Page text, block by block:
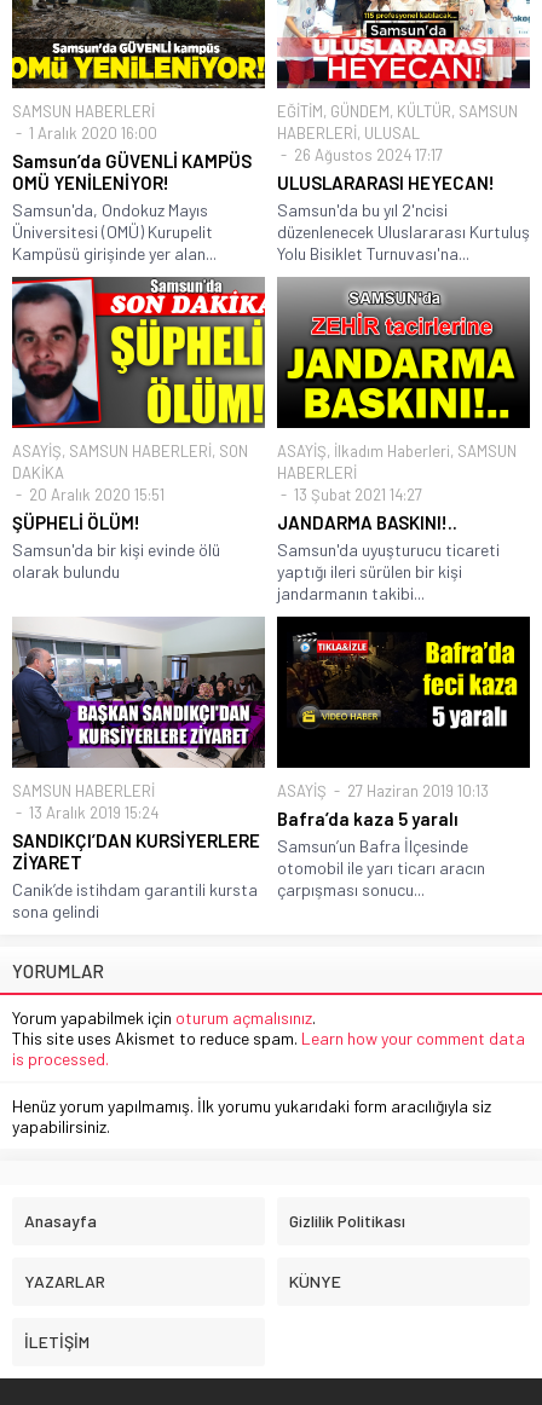
SAMSUN HABERLERİ
1 Aralık 2020 16:00
Samsun’da GÜVENLİ KAMPÜS
OMÜ YENİLENİYOR!
Samsun'da, Ondokuz Mayıs
Üniversitesi (OMÜ) Kurupelit
Kampüsü girişinde yer alan...
EĞİTİM, GÜNDEM, KÜLTÜR, SAMSUN
HABERLERİ, ULUSAL
26 Ağustos 2024 17:17
ULUSLARARASI HEYECAN!
Samsun'da bu yıl 2'ncisi
düzenlenecek Uluslararası Kurtuluş
Yolu Bisiklet Turnuvası'na...
ASAYİŞ, SAMSUN HABERLERİ, SON
DAKİKA
20 Aralık 2020 15:51
ŞÜPHELİ ÖLÜM!
Samsun'da bir kişi evinde ölü
olarak bulundu
ASAYİŞ, İlkadım Haberleri, SAMSUN
HABERLERİ
13 Şubat 2021 14:27
JANDARMA BASKINI!..
Samsun'da uyuşturucu ticareti
yaptığı ileri sürülen bir kişi
jandarmanın takibi...
SAMSUN HABERLERİ
13 Aralık 2019 15:24
SANDIKÇI’DAN KURSİYERLERE
ZİYARET
Canik’de istihdam garantili kursta
sona gelindi
ASAYİŞ 27 Haziran 2019 10:13
Bafra’da kaza 5 yaralı
Samsun’un Bafra İlçesinde
otomobil ile yarı ticarı aracın
çarpışması sonucu...
YORUMLAR
Yorum yapabilmek için oturum açmalısınız.
This site uses Akismet to reduce spam. Learn how your comment data
is processed.
Henüz yorum yapılmamış. İlk yorumu yukarıdaki form aracılığıyla siz
yapabilirsiniz.
Anasayfa Gizlilik Politikası
YAZARLAR KÜNYE
İLETİŞİM